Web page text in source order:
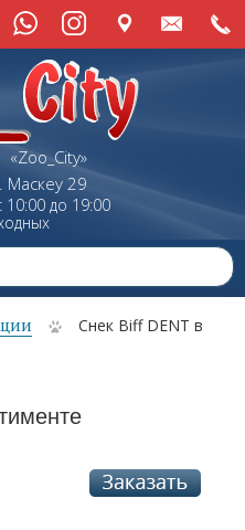
Маскеу29
до 19:00
Снек Biff DENT в